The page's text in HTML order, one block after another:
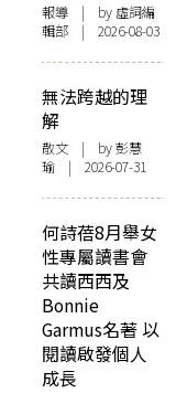
報導 | by 虛詞編
輯部 | 2026-08-03
無法跨越的理
解
散文 | by 彭慧
瑜 | 2026-07-31
何詩蓓8月舉女
性專屬讀書會
共讀西西及
Bonnie
Garmus名著 以
閱讀啟發個人
成長